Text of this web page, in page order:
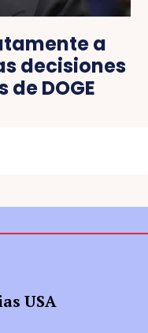
a
decisiones
DOGE
USA